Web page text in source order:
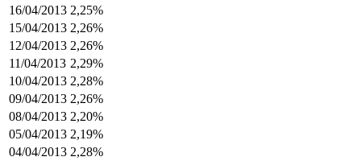
16/04/2013 2,25%
15/04/2013 2,26%
12/04/2013 2,26%
11/04/2013 2,29%
10/04/2013 2,28%
09/04/2013 2,26%
08/04/2013 2,20%
05/04/2013 2,19%
04/04/2013 2,28%